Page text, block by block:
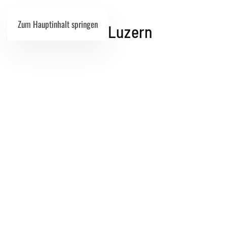
Zum Hauptinhalt springen